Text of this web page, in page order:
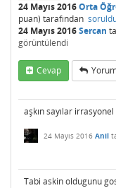
24 Mayıs 2016Orta
puan) tarafından
24 Mayıs 2016Sercan
görüntülendi
Cevap
aşkın sayılar
24 Mayıs 2016 Anil
Tabi askin oldugunu